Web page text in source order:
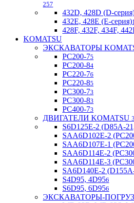
257
432D, 428D (D-
432E, 428E (E-серия)
428F, 432F, 434F,
KOMATSU
ЭКСКАВАТОРЫ
PC200-75
PC200-84
PC220-76
PC220-85
PC300-73
PC300-83
PC400-73
ДВИГАТЕЛИ KOMATSU
S6D125E-2 (D85A-
SAA6D102E-2
SAA6D107E-1
SAA6D114E-2
SAA6D114E-3
SA6D140E-2
S4D95, 4D956
S6D95, 6D956
ЭКСКАВАТОРЫ-